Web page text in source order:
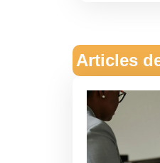
Articles